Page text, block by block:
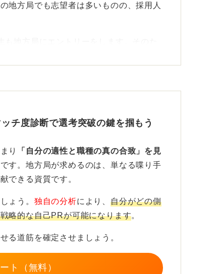
地方局でも志望者は多いものの、採用人
地方局にエントリーをします。そのた
るため、ほかの民間企業を受けるのと同
したいのか、理由を明確に説明できるこ
の立場になる以上、時事問題をはじめと
が求められます。そのうえで、社会情勢
チ度診断で選考突破の鍵を掴もう
り
「自分の適性と職種の真の合致」を見
す。地方局が求めるのは、単なる喋り手
できる資質です。
ょう。 独自の分析により、自分がどの側
略的な自己PRが可能になります。
る道筋を確定させましょう。
ト（無料）